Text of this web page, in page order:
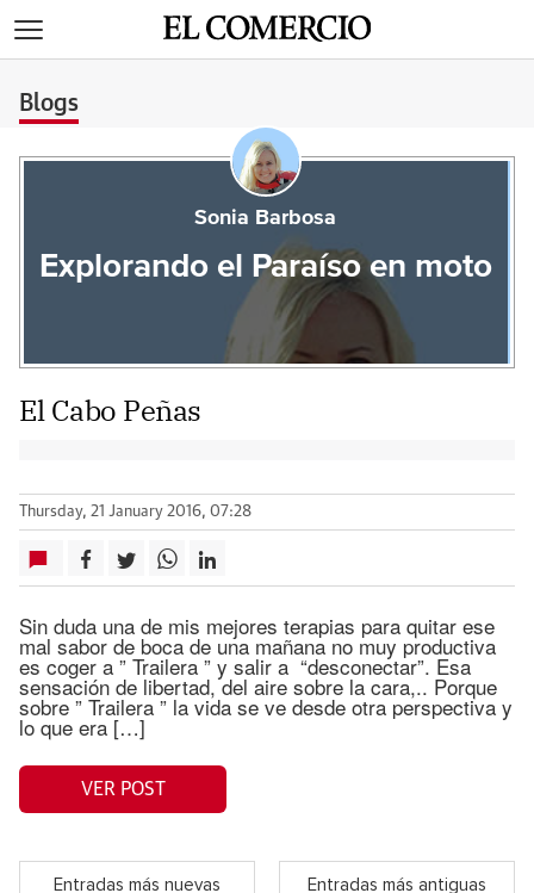
Blogs
Sonia Barbosa
Explorando el Paraíso en moto
El Cabo Peñas
Thursday, 21 January 2016, 07:28
Sin duda una de mis mejores terapias para quitar ese
mal sabor de boca de una mañana no muy productiva
es coger a ” Trailera ” y salir a “desconectar”. Esa
sensación de libertad, del aire sobre la cara,.. Porque
sobre ” Trailera ” la vida se ve desde otra perspectiva y
lo que era […]
VER POST
Entradas más nuevas Entradas más antiguas